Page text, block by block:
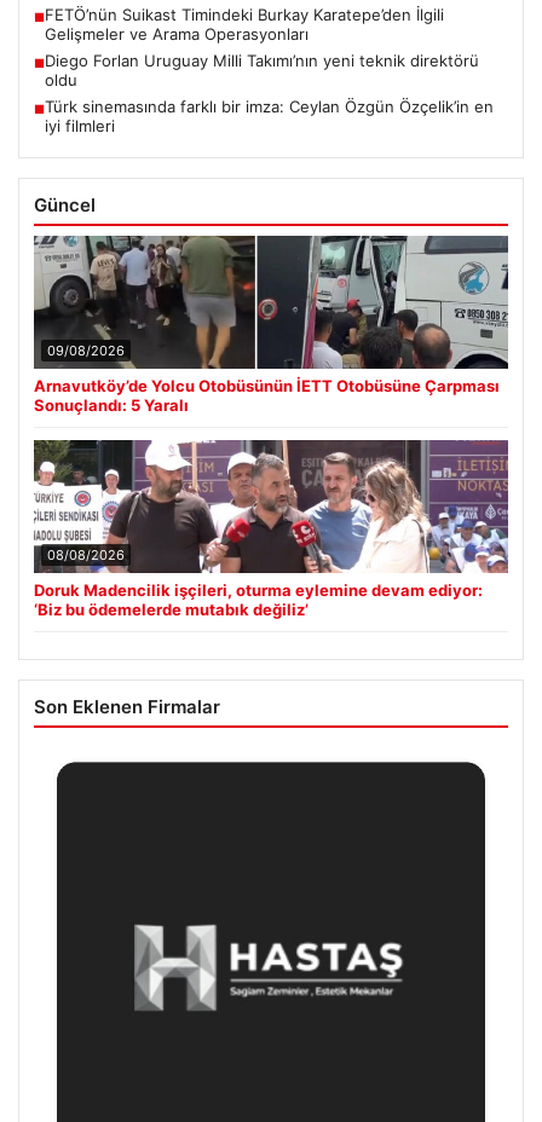
■FETÖ’nün Suikast Timindeki Burkay Karatepe’den İlgili
Gelişmeler ve Arama Operasyonları
■Diego Forlan Uruguay Milli Takımı’nın yeni teknik direktörü
oldu
■Türk sinemasında farklı bir imza: Ceylan Özgün Özçelik’in en
iyi filmleri
Güncel
09/08/2026
Arnavutköy’de Yolcu Otobüsünün İETT Otobüsüne Çarpması
Sonuçlandı: 5 Yaralı
08/08/2026
Doruk Madencilik işçileri, oturma eylemine devam ediyor:
‘Biz bu ödemelerde mutabık değiliz’
Son Eklenen Firmalar